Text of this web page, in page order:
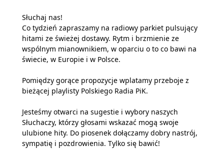
Słuchaj nas!
Co tydzień zapraszamy na radiowy parkiet pulsujący
hitami ze świeżej dostawy. Rytm i brzmienie ze
wspólnym mianownikiem, w oparciu o to co bawi na
świecie, w Europie i w Polsce.
Pomiędzy gorące propozycje wplatamy przeboje z
bieżącej playlisty Polskiego Radia PiK.
Jesteśmy otwarci na sugestie i wybory naszych
Słuchaczy, którzy głosami wskazać mogą swoje
ulubione hity. Do piosenek dołączamy dobry nastrój,
sympatię i pozdrowienia. Tylko się bawić!